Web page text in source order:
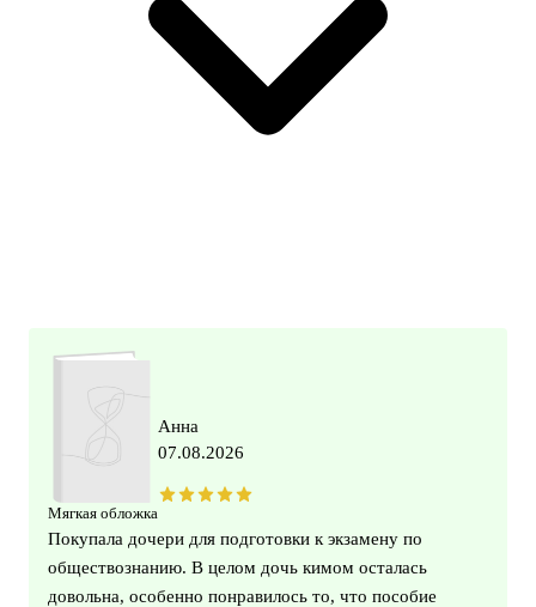
Мягкая обложка
Анна
07.08.2026
Покупала дочери для подготовки к экзамену по
обществознанию. В целом дочь кимом осталась
довольна, особенно понравилось то, что пособие